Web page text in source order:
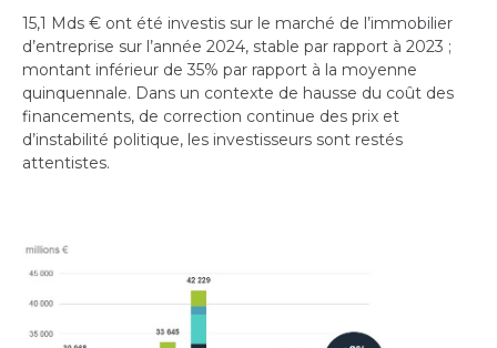
15,1 Mds € ont été investis sur le marché de l’immobilier
d’entreprise sur l’année 2024, stable par rapport à 2023 ;
montant inférieur de 35% par rapport à la moyenne
quinquennale. Dans un contexte de hausse du coût des
financements, de correction continue des prix et
d’instabilité politique, les investisseurs sont restés
attentistes.